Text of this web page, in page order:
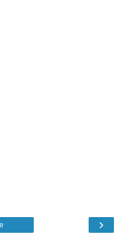
›